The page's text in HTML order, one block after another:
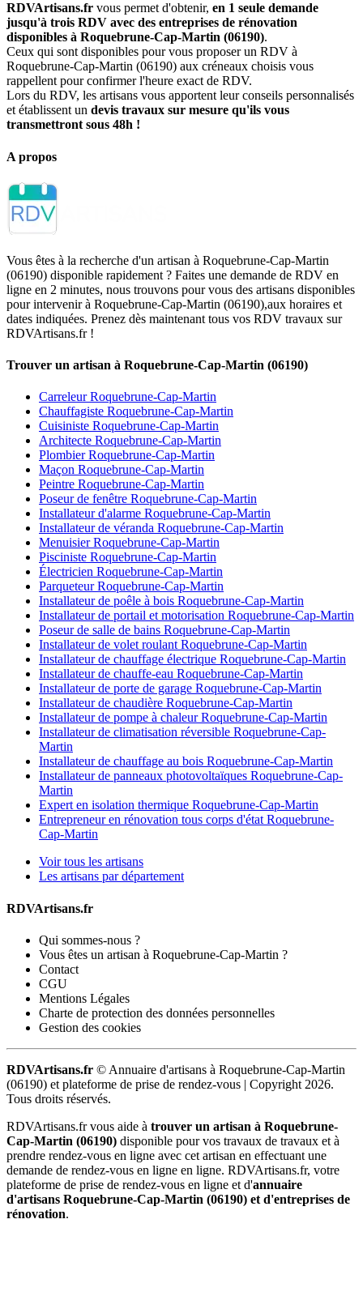
RDVArtisans.fr vous permet d'obtenir, en 1 seule demande
jusqu'à trois RDV avec des entreprises de rénovation
disponibles à Roquebrune-Cap-Martin (06190).
Ceux qui sont disponibles pour vous proposer un RDV à
Roquebrune-Cap-Martin (06190) aux créneaux choisis vous
rappellent pour confirmer l'heure exact de RDV.
Lors du RDV, les artisans vous apportent leur conseils personnalisés
et établissent un devis travaux sur mesure qu'ils vous
transmettront sous 48h !
A propos
Vous êtes à la recherche d'un artisan à Roquebrune-Cap-Martin
(06190) disponible rapidement ? Faites une demande de RDV en
ligne en 2 minutes, nous trouvons pour vous des artisans disponibles
pour intervenir à Roquebrune-Cap-Martin (06190),aux horaires et
dates indiquées. Prenez dès maintenant tous vos RDV travaux sur
RDVArtisans.fr !
Trouver un artisan à Roquebrune-Cap-Martin (06190)
Carreleur Roquebrune-Cap-Martin
Chauffagiste Roquebrune-Cap-Martin
Cuisiniste Roquebrune-Cap-Martin
Architecte Roquebrune-Cap-Martin
Plombier Roquebrune-Cap-Martin
Maçon Roquebrune-Cap-Martin
Peintre Roquebrune-Cap-Martin
Poseur de fenêtre Roquebrune-Cap-Martin
Installateur d'alarme Roquebrune-Cap-Martin
Installateur de véranda Roquebrune-Cap-Martin
Menuisier Roquebrune-Cap-Martin
Pisciniste Roquebrune-Cap-Martin
Électricien Roquebrune-Cap-Martin
Parqueteur Roquebrune-Cap-Martin
Installateur de poêle à bois Roquebrune-Cap-Martin
Installateur de portail et motorisation Roquebrune-Cap-Martin
Poseur de salle de bains Roquebrune-Cap-Martin
Installateur de volet roulant Roquebrune-Cap-Martin
Installateur de chauffage électrique Roquebrune-Cap-Martin
Installateur de chauffe-eau Roquebrune-Cap-Martin
Installateur de porte de garage Roquebrune-Cap-Martin
Installateur de chaudière Roquebrune-Cap-Martin
Installateur de pompe à chaleur Roquebrune-Cap-Martin
Installateur de climatisation réversible Roquebrune-Cap-
Martin
Installateur de chauffage au bois Roquebrune-Cap-Martin
Installateur de panneaux photovoltaïques Roquebrune-Cap-
Martin
Expert en isolation thermique Roquebrune-Cap-Martin
Entrepreneur en rénovation tous corps d'état Roquebrune-
Cap-Martin
Voir tous les artisans
Les artisans par département
RDVArtisans.fr
Qui sommes-nous ?
Vous êtes un artisan à Roquebrune-Cap-Martin ?
Contact
CGU
Mentions Légales
Charte de protection des données personnelles
Gestion des cookies
RDVArtisans.fr © Annuaire d'artisans à Roquebrune-Cap-Martin
(06190) et plateforme de prise de rendez-vous | Copyright 2026.
Tous droits réservés.
RDVArtisans.fr vous aide à trouver un artisan à Roquebrune-
Cap-Martin (06190) disponible pour vos travaux de travaux et à
prendre rendez-vous en ligne avec cet artisan en effectuant une
demande de rendez-vous en ligne en ligne. RDVArtisans.fr, votre
plateforme de prise de rendez-vous en ligne et d'annuaire
d'artisans Roquebrune-Cap-Martin (06190) et d'entreprises de
rénovation.